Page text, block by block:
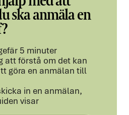
ska anmäla en
5 minuter
att förstå om det kan
göra en anmälan till
in en anmälan,
visar